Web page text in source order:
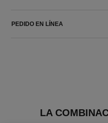
PEDIDO EN LÍNEA
LA